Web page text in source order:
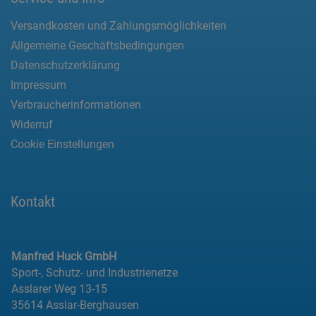
Versandkosten und Zahlungsmöglichkeiten
Allgemeine Geschäftsbedingungen
Datenschutzerklärung
Impressum
Verbraucherinformationen
Widerruf
Cookie Einstellungen
Kontakt
Manfred Huck GmbH
Sport-, Schutz- und Industrienetze
Asslarer Weg 13-15
35614 Asslar-Berghausen